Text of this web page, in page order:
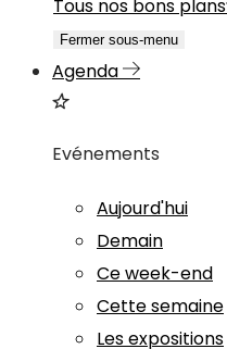
Tous nos bons plans
Fermer sous-menu
Agenda
Evénements
Aujourd'hui
Demain
Ce week-end
Cette semaine
Les expositions